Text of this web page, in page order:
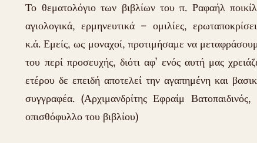
Το θεματολόγιο των βιβλίων του π. Ραφαήλ
αγιολογικά, ερμηνευτικά – ομιλίες,
κ.ά. Εμείς, ως μοναχοί, προτιμήσαμε να
του περί προσευχής, διότι αφ’ ενός αυτή μας
ετέρου δε επειδή αποτελεί την αγαπημένη και
συγγραφέα. (Αρχιμανδρίτης Εφραίμ
οπισθόφυλλο του βιβλίου)